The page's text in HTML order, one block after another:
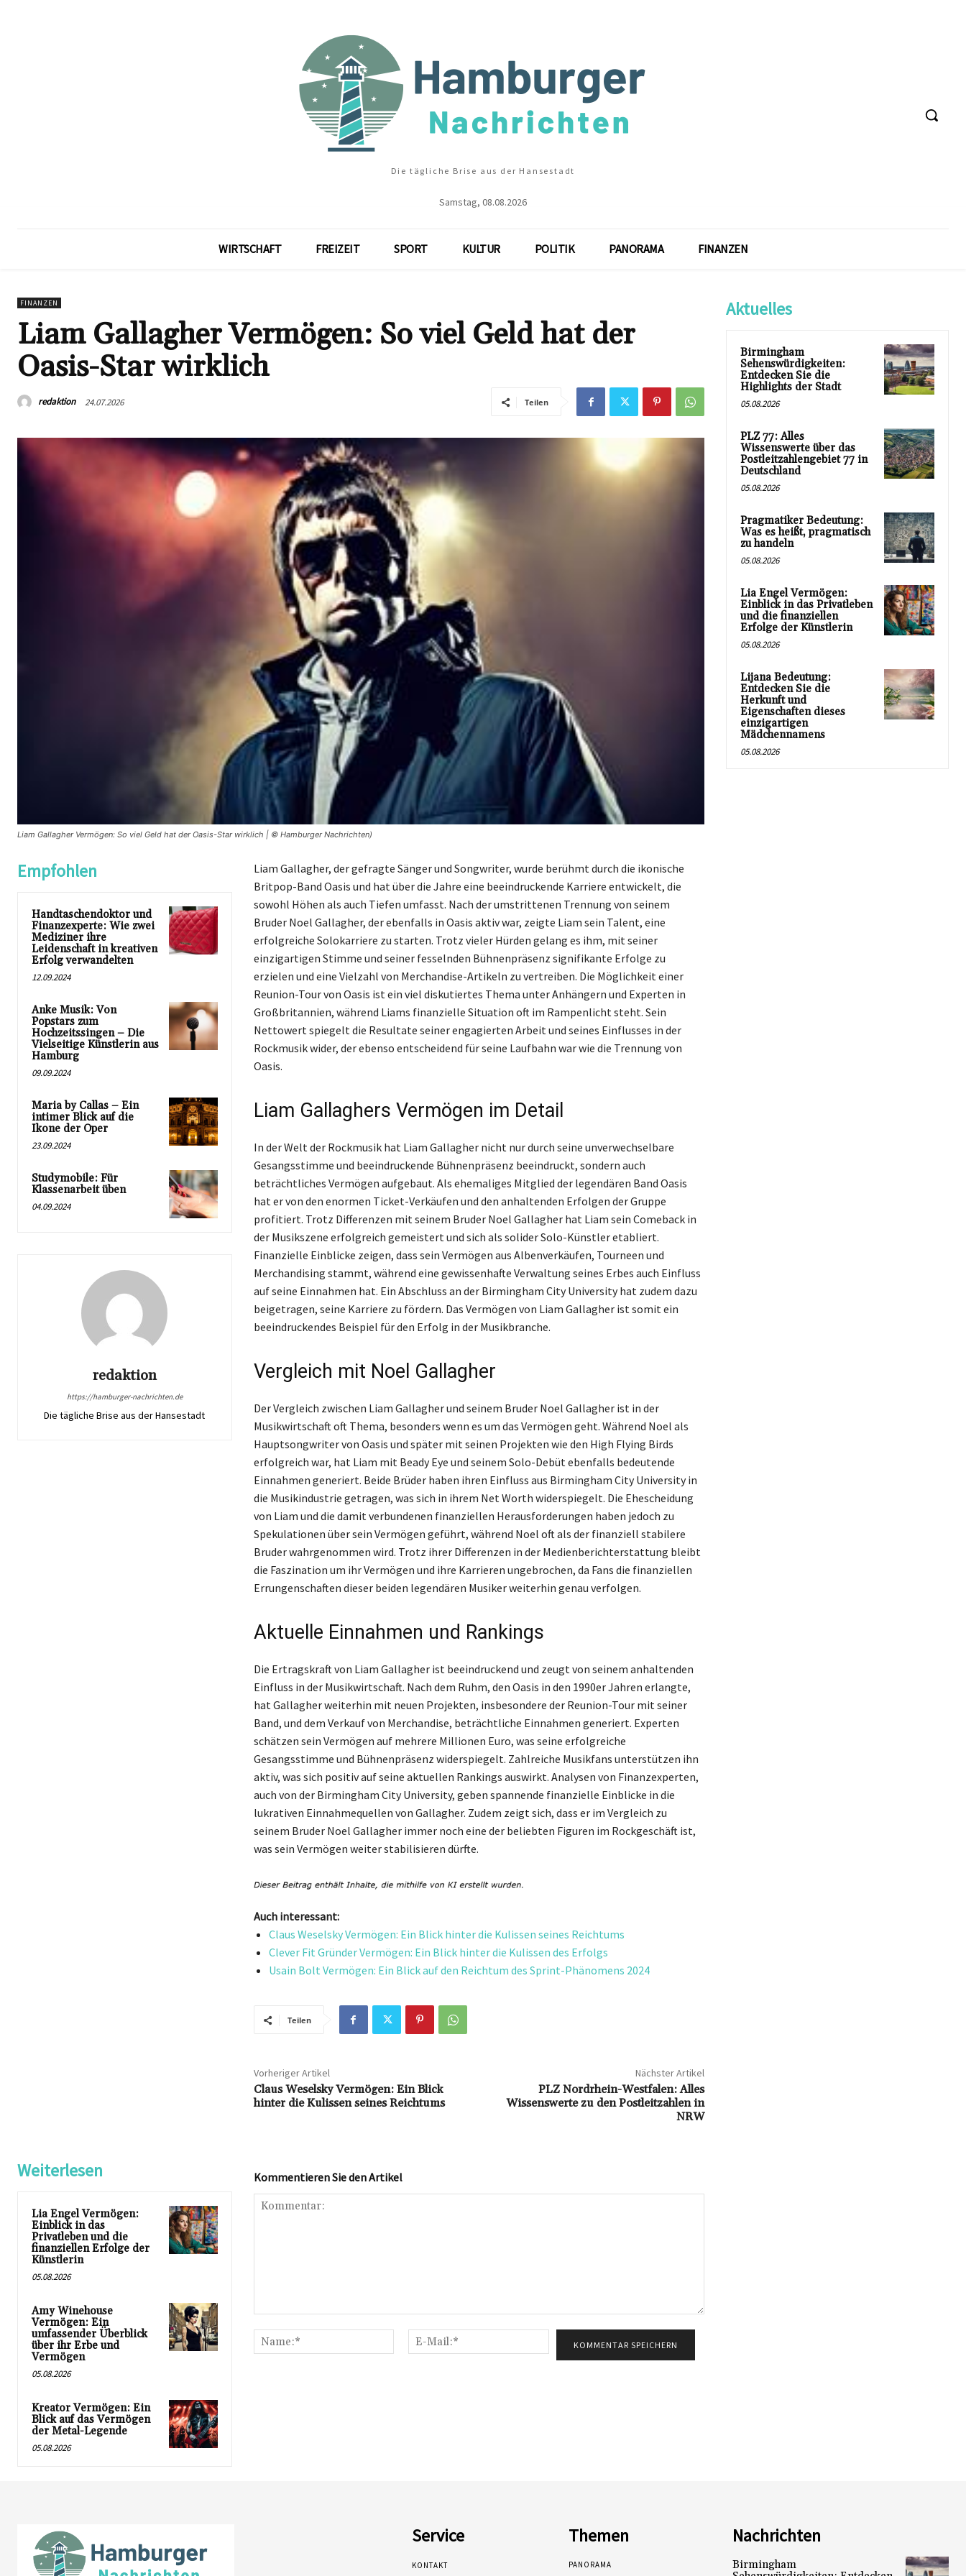
Die tägliche Brise aus der Hansestadt
Samstag, 08.08.2026
WIRTSCHAFT FREIZEIT SPORT KULTUR POLITIK PANORAMA FINANZEN
FINANZEN
Liam Gallagher Vermögen: So viel Geld hat der
Oasis-Star wirklich
redaktion 24.07.2026 Teilen
Liam Gallagher Vermögen: So viel Geld hat der Oasis-Star wirklich | © Hamburger Nachrichten)
Empfohlen
Handtaschendoktor und
Finanzexperte: Wie zwei
Mediziner ihre
Leidenschaft in kreativen
Erfolg verwandelten
12.09.2024
Anke Musik: Von
Popstars zum
Hochzeitssingen – Die
Vielseitige Künstlerin aus
Hamburg
09.09.2024
Maria by Callas – Ein
intimer Blick auf die
Ikone der Oper
23.09.2024
Studymobile: Für
Klassenarbeit üben
04.09.2024
redaktion
https://hamburger-nachrichten.de
Die tägliche Brise aus der Hansestadt
Liam Gallagher, der gefragte Sänger und Songwriter, wurde berühmt durch die ikonische
Britpop-Band Oasis und hat über die Jahre eine beeindruckende Karriere entwickelt, die
sowohl Höhen als auch Tiefen umfasst. Nach der umstrittenen Trennung von seinem
Bruder Noel Gallagher, der ebenfalls in Oasis aktiv war, zeigte Liam sein Talent, eine
erfolgreiche Solokarriere zu starten. Trotz vieler Hürden gelang es ihm, mit seiner
einzigartigen Stimme und seiner fesselnden Bühnenpräsenz signifikante Erfolge zu
erzielen und eine Vielzahl von Merchandise-Artikeln zu vertreiben. Die Möglichkeit einer
Reunion-Tour von Oasis ist ein viel diskutiertes Thema unter Anhängern und Experten in
Großbritannien, während Liams finanzielle Situation oft im Rampenlicht steht. Sein
Nettowert spiegelt die Resultate seiner engagierten Arbeit und seines Einflusses in der
Rockmusik wider, der ebenso entscheidend für seine Laufbahn war wie die Trennung von
Oasis.
Liam Gallaghers Vermögen im Detail
In der Welt der Rockmusik hat Liam Gallagher nicht nur durch seine unverwechselbare
Gesangsstimme und beeindruckende Bühnenpräsenz beeindruckt, sondern auch
beträchtliches Vermögen aufgebaut. Als ehemaliges Mitglied der legendären Band Oasis
hat er von den enormen Ticket-Verkäufen und den anhaltenden Erfolgen der Gruppe
profitiert. Trotz Differenzen mit seinem Bruder Noel Gallagher hat Liam sein Comeback in
der Musikszene erfolgreich gemeistert und sich als solider Solo-Künstler etabliert.
Finanzielle Einblicke zeigen, dass sein Vermögen aus Albenverkäufen, Tourneen und
Merchandising stammt, während eine gewissenhafte Verwaltung seines Erbes auch Einfluss
auf seine Einnahmen hat. Ein Abschluss an der Birmingham City University hat zudem dazu
beigetragen, seine Karriere zu fördern. Das Vermögen von Liam Gallagher ist somit ein
beeindruckendes Beispiel für den Erfolg in der Musikbranche.
Vergleich mit Noel Gallagher
Der Vergleich zwischen Liam Gallagher und seinem Bruder Noel Gallagher ist in der
Musikwirtschaft oft Thema, besonders wenn es um das Vermögen geht. Während Noel als
Hauptsongwriter von Oasis und später mit seinen Projekten wie den High Flying Birds
erfolgreich war, hat Liam mit Beady Eye und seinem Solo-Debüt ebenfalls bedeutende
Einnahmen generiert. Beide Brüder haben ihren Einfluss aus Birmingham City University in
die Musikindustrie getragen, was sich in ihrem Net Worth widerspiegelt. Die Ehescheidung
von Liam und die damit verbundenen finanziellen Herausforderungen haben jedoch zu
Spekulationen über sein Vermögen geführt, während Noel oft als der finanziell stabilere
Bruder wahrgenommen wird. Trotz ihrer Differenzen in der Medienberichterstattung bleibt
die Faszination um ihr Vermögen und ihre Karrieren ungebrochen, da Fans die finanziellen
Errungenschaften dieser beiden legendären Musiker weiterhin genau verfolgen.
Aktuelle Einnahmen und Rankings
Die Ertragskraft von Liam Gallagher ist beeindruckend und zeugt von seinem anhaltenden
Einfluss in der Musikwirtschaft. Nach dem Ruhm, den Oasis in den 1990er Jahren erlangte,
hat Gallagher weiterhin mit neuen Projekten, insbesondere der Reunion-Tour mit seiner
Band, und dem Verkauf von Merchandise, beträchtliche Einnahmen generiert. Experten
schätzen sein Vermögen auf mehrere Millionen Euro, was seine erfolgreiche
Gesangsstimme und Bühnenpräsenz widerspiegelt. Zahlreiche Musikfans unterstützen ihn
aktiv, was sich positiv auf seine aktuellen Rankings auswirkt. Analysen von Finanzexperten,
auch von der Birmingham City University, geben spannende finanzielle Einblicke in die
lukrativen Einnahmequellen von Gallagher. Zudem zeigt sich, dass er im Vergleich zu
seinem Bruder Noel Gallagher immer noch eine der beliebten Figuren im Rockgeschäft ist,
was sein Vermögen weiter stabilisieren dürfte.
Auch interessant:
Claus Weselsky Vermögen: Ein Blick hinter die Kulissen seines Reichtums
Clever Fit Gründer Vermögen: Ein Blick hinter die Kulissen des Erfolgs
Usain Bolt Vermögen: Ein Blick auf den Reichtum des Sprint-Phänomens 2024
Teilen
Vorheriger Artikel
Claus Weselsky Vermögen: Ein Blick
hinter die Kulissen seines Reichtums
Nächster Artikel
PLZ Nordrhein-Westfalen: Alles
Wissenswerte zu den Postleitzahlen in
NRW
Weiterlesen
Lia Engel Vermögen:
Einblick in das
Privatleben und die
finanziellen Erfolge der
Künstlerin
05.08.2026
Amy Winehouse
Vermögen: Ein
umfassender Überblick
über ihr Erbe und
Vermögen
05.08.2026
Kreator Vermögen: Ein
Blick auf das Vermögen
der Metal-Legende
05.08.2026
Kommentieren Sie den Artikel
Name:*
Mail:*
Aktuelles
Birmingham
Sehenswürdigkeiten:
Entdecken Sie die
Highlights der Stadt
05.08.2026
PLZ 77: Alles
Wissenswerte über das
Postleitzahlengebiet 77 in
Deutschland
05.08.2026
Pragmatiker Bedeutung:
Was es heißt, pragmatisch
zu handeln
05.08.2026
Lia Engel Vermögen:
Einblick in das Privatleben
und die finanziellen
Erfolge der Künstlerin
05.08.2026
Lijana Bedeutung:
Entdecken Sie die
Herkunft und
Eigenschaften dieses
einzigartigen
Mädchennamens
05.08.2026
Service
KONTAKT
Themen
PANORAMA
Nachrichten
Birmingham